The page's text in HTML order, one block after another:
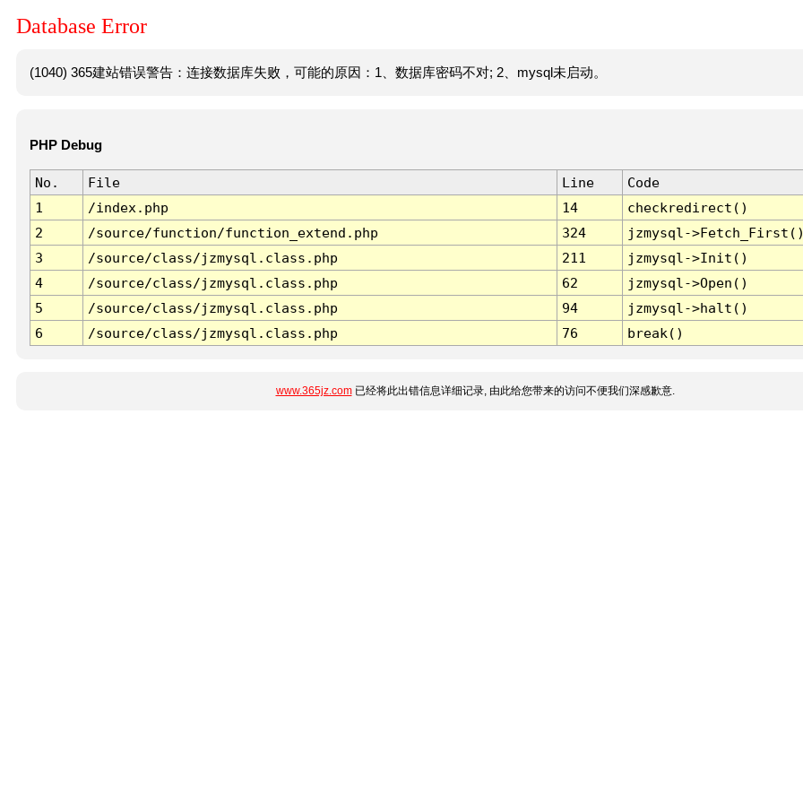
Database Error
(1040) 365建站错误警告：连接数据库失败，可能的原因：1、数据库密码不对; 2、mysql未启动。
PHP Debug
No. File Line
Code
1
/index.php 14
checkredirect()
2
/source/function/function_extend.php 324
jzmysql-
3
/source/class/jzmysql.class.php 211
jzmysql->Init()
4
/source/class/jzmysql.class.php 62
jzmysql->Open()
5
/source/class/jzmysql.class.php 94
jzmysql->halt()
6
/source/class/jzmysql.class.php 76 break()
www.365jz.com已经将此出错信息详细记录, 由此给您带来的访问不便我们深感歉意.